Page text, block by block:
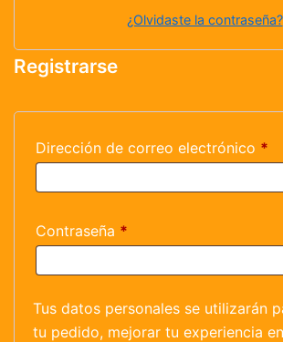
¿Olvidaste la contraseña?
Registrarse
Dirección de correo electrónico *
Contraseña *
Tus datos personales se utilizarán
tu pedido, mejorar tu experiencia